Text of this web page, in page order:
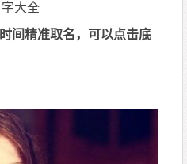
大全
间精准取名，可以点击底